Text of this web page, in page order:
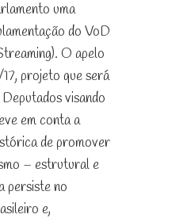
uma
do VoD
O apelo
projeto que será
visando
em conta a
de promover
– estrutural e
persiste no
e,